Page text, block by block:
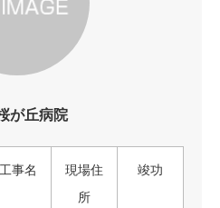
が丘病院
工事名
現場住
所
竣功